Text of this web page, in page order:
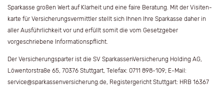
Sparkasse großen Wert auf Klar­heit und eine faire Beratung. Mit der Visiten­
karte für Versicherungs­vermittler stellt sich Ihnen Ihre Spar­kasse daher in
aller Ausführlich­keit vor und erfüllt somit die vom Gesetz­geber
vorgeschriebene Informations­pflicht.
Der Versicherungsparter ist die SV SparkassenVersicherung Holding AG,
Löwentorstraße 65, 70376 Stuttgart, Telefax: 0711 898-109; E-Mail:
service@sparkassenversicherung.de, Registergericht Stuttgart: HRB 16367